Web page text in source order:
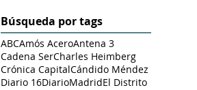
Búsqueda por tags
ABCAmós AceroAntena 3
Cadena SerCharles Heimberg
Crónica CapitalCándido Méndez
Diario 16DiarioMadridEl Distrito